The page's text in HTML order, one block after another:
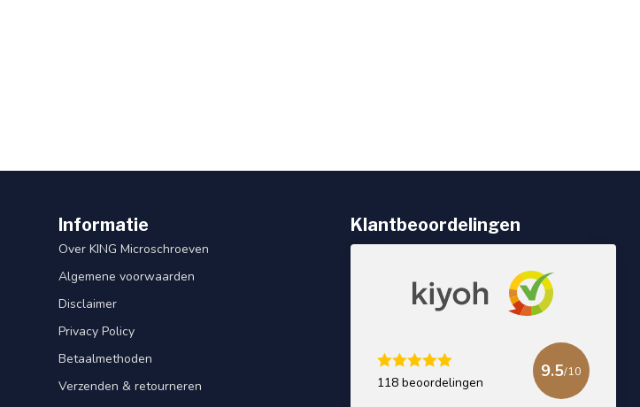
Informatie
Over KING Microschroeven
Algemene voorwaarden
Disclaimer
Privacy Policy
Betaalmethoden
Verzenden & retourneren
Klantbeoordelingen
118 beoordelingen
9.5/10